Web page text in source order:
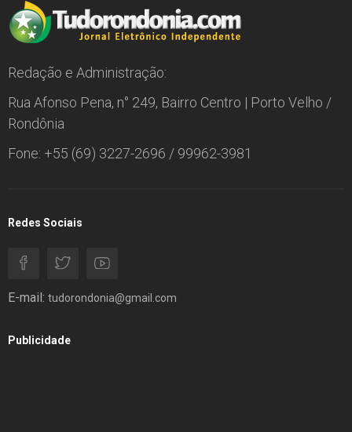
Redação e Administração:
Rua Afonso Pena, n° 249, Bairro Centro | Porto Velho /
Rondônia
Fone: +55 (69) 3227-2696 / 99962-3981
Redes Sociais
E-mail: tudorondonia@gmail.com
Publicidade